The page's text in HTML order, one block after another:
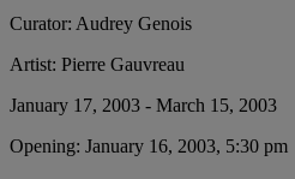
Curator: Audrey Genois
Artist: Pierre Gauvreau
January 17, 2003 - March 15, 2003
Opening: January 16, 2003, 5:30 pm